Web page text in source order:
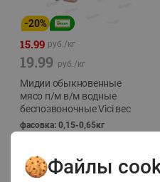
-20%
15.99 руб./кг
19.99 руб./кг
Мидии обыкновенные
мясо п/м в/м водные
беспозвоночные Vici вес
фасовка: 0,15-0,65кг
Файлы